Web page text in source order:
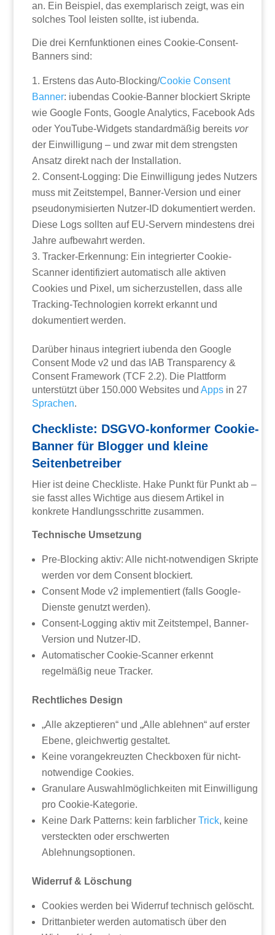
an. Ein Beispiel, das exemplarisch zeigt, was ein
solches Tool leisten sollte, ist iubenda.
Die drei Kernfunktionen eines Cookie-Consent-
Banners sind:
Erstens das Auto-Blocking/Cookie Consent
Banner: iubendas Cookie-Banner blockiert Skripte
wie Google Fonts, Google Analytics, Facebook Ads
oder YouTube-Widgets standardmäßig bereits vor
der Einwilligung – und zwar mit dem strengsten
Ansatz direkt nach der Installation.
Consent-Logging: Die Einwilligung jedes Nutzers
muss mit Zeitstempel, Banner-Version und einer
pseudonymisierten Nutzer-ID dokumentiert werden.
Diese Logs sollten auf EU-Servern mindestens drei
Jahre aufbewahrt werden.
Tracker-Erkennung: Ein integrierter Cookie-
Scanner identifiziert automatisch alle aktiven
Cookies und Pixel, um sicherzustellen, dass alle
Tracking-Technologien korrekt erkannt und
dokumentiert werden.
Darüber hinaus integriert iubenda den Google
Consent Mode v2 und das IAB Transparency &
Consent Framework (TCF 2.2). Die Plattform
unterstützt über 150.000 Websites undApps in 27
Sprachen.
Checkliste: DSGVO-konformer Cookie-
Banner für Blogger und kleine
Seitenbetreiber
Hier ist deine Checkliste. Hake Punkt für Punkt ab –
sie fasst alles Wichtige aus diesem Artikel in
konkrete Handlungsschritte zusammen.
Technische Umsetzung
Pre-Blocking aktiv: Alle nicht-notwendigen Skripte
werden vor dem Consent blockiert.
Consent Mode v2 implementiert (falls Google-
Dienste genutzt werden).
Consent-Logging aktiv mit Zeitstempel, Banner-
Version und Nutzer-ID.
Automatischer Cookie-Scanner erkennt
regelmäßig neue Tracker.
Rechtliches Design
„Alle akzeptieren“ und „Alle ablehnen“ auf erster
Ebene, gleichwertig gestaltet.
Keine vorangekreuzten Checkboxen für nicht-
notwendige Cookies.
Granulare Auswahlmöglichkeiten mit Einwilligung
pro Cookie-Kategorie.
Keine Dark Patterns: kein farblicherTrick, keine
versteckten oder erschwerten
Ablehnungsoptionen.
Widerruf & Löschung
Cookies werden bei Widerruf technisch gelöscht.
Drittanbieter werden automatisch über den